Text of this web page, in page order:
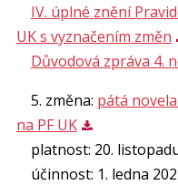
IV. úplné znění
UK s vyznačením změn
Důvodová zpráva 4.
5. změna: pátá
na PF UK
platnost: 20.
účinnost: 1. ledna